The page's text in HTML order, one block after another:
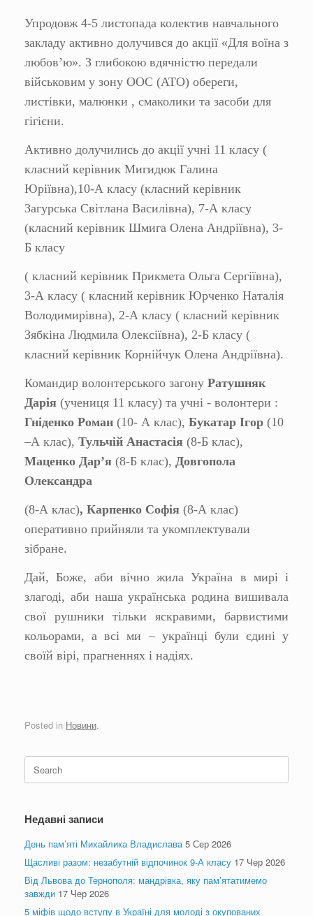
Упродовж 4-5 листопада колектив навчального
закладу активно долучився до акції «Для воїна з
любов’ю». З глибокою вдячністю передали
військовим у зону ООС (АТО) обереги,
листівки, малюнки , смаколики та засоби для
гігієни.
Активно долучились до акції учні 11 класу (
класний керівник Мигидюк Галина
Юріївна),10-А класу (класний керівник
Загурська Світлана Василівна), 7-А класу
(класний керівник Шмига Олена Андріївна), 3-
Б класу
( класний керівник Прикмета Ольга Сергіївна),
3-А класу ( класний керівник Юрченко Наталія
Володимирівна), 2-А класу ( класний керівник
Зябкіна Людмила Олексіївна), 2-Б класу (
класний керівник Корнійчук Олена Андріївна).
Командир волонтерського загону Ратушняк
Дарія (учениця 11 класу) та учні - волонтери :
Гніденко Роман (10- А клас), Букатар Ігор (10
–А клас), Тульчій Анастасія (8-Б клас),
Маценко Дар’я (8-Б клас), Довгопола
Олександра
(8-А клас), Карпенко Софія (8-А клас)
оперативно прийняли та укомплектували
зібране.
Дай, Боже, аби вічно жила Україна в мирі і
злагоді, аби наша українська родина вишивала
свої рушники тільки яскравими, барвистими
кольорами, а всі ми – українці були єдині у
своїй вірі, прагненнях і надіях.
Posted in Новини.
Search
for:
Недавні записи
День пам’яті Михайлика Владислава 5 Сер 2026
Щасливі разом: незабутній відпочинок 9-А класу 17 Чер 2026
Від Львова до Тернополя: мандрівка, яку пам’ятатимемо
завжди 17 Чер 2026
5 міфів щодо вступу в Україні для молоді з окупованих